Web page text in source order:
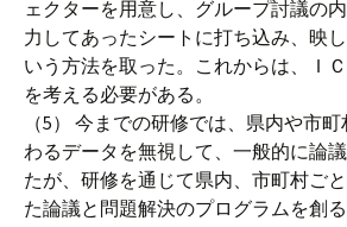
ェクターを用意し、グループ討議の
力してあったシートに打ち込み、映
いう方法を取った。これからは、Ｉ
を考える必要がある。
（5） 今までの研修では、県内や市
わるデータを無視して、一般的に論
たが、研修を通じて県内、市町村ご
た論議と問題解決のプログラムを創